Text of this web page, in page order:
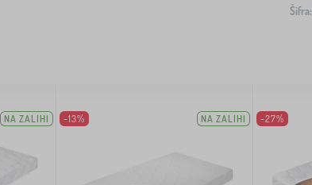
Šifra:
NA ZALIHI -13% NA ZALIHI -27%